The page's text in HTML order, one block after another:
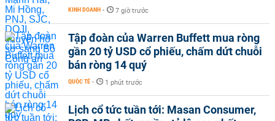
KINH DOANH - 7 giờ trước
Tập đoàn của Warren Buffett mua ròng
gần 20 tỷ USD cổ phiếu, chấm dứt chuỗi
bán ròng 14 quý
QUỐC TẾ - 1 phút trước
Lịch cổ tức tuần tới: Masan Consumer,